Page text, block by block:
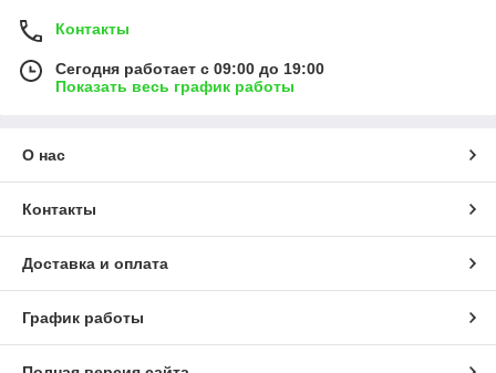
Контакты
Сегодня работает с 09:00 до 19:00
Показать весь график работы
О нас
Контакты
Доставка и оплата
График работы